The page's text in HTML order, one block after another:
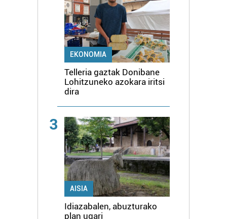
EKONOMIA
Telleria gaztak Donibane
Lohitzuneko azokara iritsi
dira
3
AISIA
Idiazabalen, abuzturako
plan ugari